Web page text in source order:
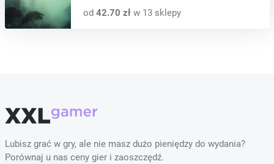
od 42.70 złw 13 sklepy
Lubisz grać w gry, ale nie masz dużo pieniędzy do wydania?
Porównaj u nas ceny gier i zaoszczędź.